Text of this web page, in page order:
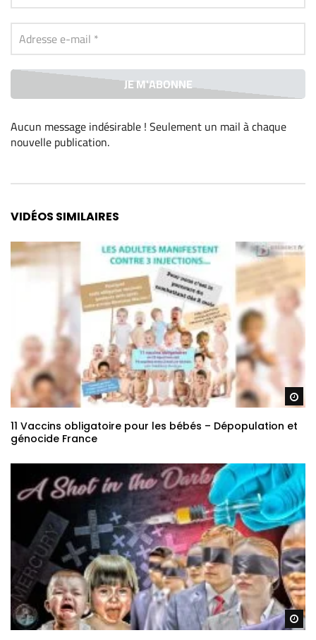
Aucun message indésirable ! Seulement un mail à chaque
nouvelle publication.
VIDÉOS SIMILAIRES
11 Vaccins obligatoire pour les bébés – Dépopulation et
génocide France